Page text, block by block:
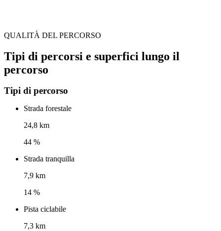
QUALITÀ DEL PERCORSO
Tipi di percorsi e superfici lungo il
percorso
Tipi di percorso
Strada forestale
24,8 km
44 %
Strada tranquilla
7,9 km
14 %
Pista ciclabile
7,3 km